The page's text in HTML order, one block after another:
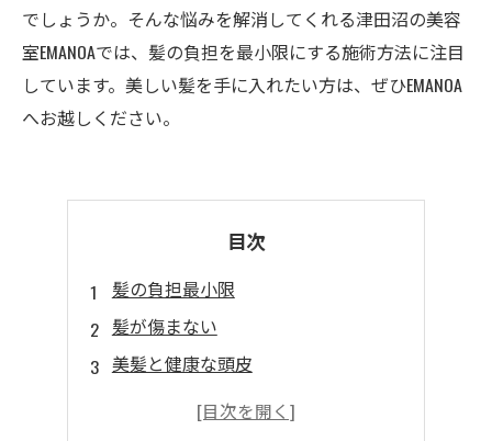
でしょうか。そんな悩みを解消してくれる津田沼の美容
室EMANOAでは、髪の負担を最小限にする施術方法に注目
しています。美しい髪を手に入れたい方は、ぜひEMANOA
へお越しください。
目次
髪の負担最小限
髪が傷まない
美髪と健康な頭皮
ヘアカラーでも安心